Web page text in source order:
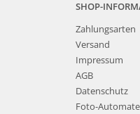
SHOP-
Zahlungsarten
Versand
Impressum
AGB
Datenschutz
Foto-